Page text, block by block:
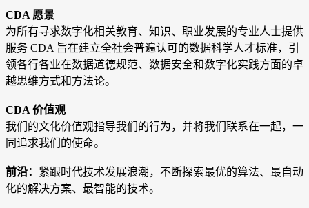
CDA 愿景
为所有寻求数字化相关教育、知识、职业发展的专业人士提供
服务 CDA 旨在建立全社会普遍认可的数据科学人才标准，引
领各行各业在数据道德规范、数据安全和数字化实践方面的卓
越思维方式和方法论。
CDA 价值观
我们的文化价值观指导我们的行为，并将我们联系在一起，一
同追求我们的使命。
前沿： 紧跟时代技术发展浪潮，不断探索最优的算法、最自动
化的解决方案、最智能的技术。